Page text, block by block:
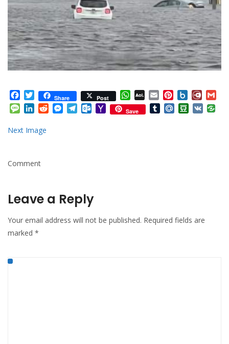
Facebook
TwitterShare Post WhatsApp
AOL
Mail
Email Pinterest
Box.net
Message
LinkedInRedditMessenger
TelegramOutlook.com
YahooSave TumblrMail.RuDouban
VK
Next Image
Comment
Leave a Reply
Your email address will not be published. Required fields are
marked *